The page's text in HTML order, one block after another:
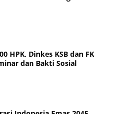
HPK, Dinkes KSB dan FK
dan Bakti Sosial